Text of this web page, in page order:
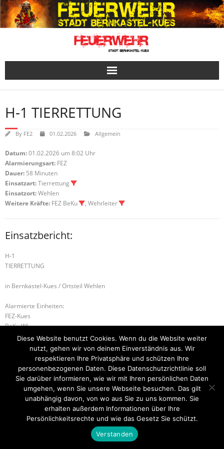
Skip
to
content
H-1 TIERRETTUNG
By FE2 01.02.2026 Allgemein
Datum:01.02.2026 um 8:02 Uhr
Alarmierungsart: FEZ
Dauer: 58 Minuten
Einsatzart:Tierrettung
Einsatzort:Wehlen
Weitere Kräfte: FEZ BeKu , Wehrleiter
Einsatzbericht:
H-1
TIERRETTUNG
in Bernkastel-Kues / Ortsteil Wehlen
Alarmierte Einheiten:
FEZ-Kues
BeKu WL
B-3 INDUSTRIEBRAND S-1 SONDERLAGE
Startseite Einsätze Mitglied werden Über uns
Bilder
Kontakt
Theme byThink Up Themes Ltd . Powered byWordPress
Diese Website benutzt Cookies. Wenn du die Website weiter
nutzt, gehen wir von deinem Einverständnis aus. Wir
respektieren Ihre Privatsphäre und schützen Ihre
personenbezogenen Daten. Diese Datenschutzrichtlinie soll
Sie darüber informieren, wie wir mit Ihren persönlichen Daten
umgehen, wenn Sie unsere Webseite besuchen. Das gilt
unabhängig davon, von wo aus Sie zu uns kommen. Sie
erhalten außerdem Informationen über Ihre
Persönlichkeitsrechte und wie das Gesetz Sie schützt.
Verstanden